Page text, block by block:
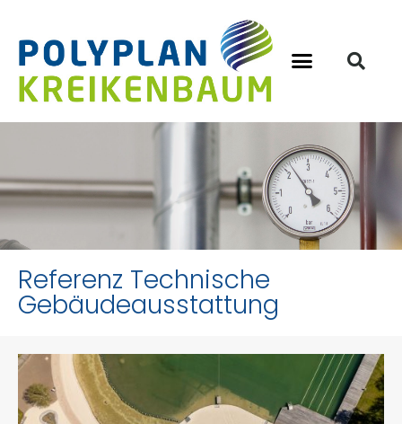
Referenz Technische
Gebäudeausstattung